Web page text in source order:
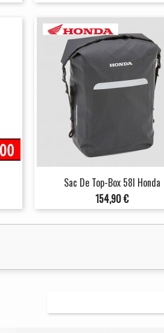
Sac De Top-Box 58l Honda
Prix
154,90 €